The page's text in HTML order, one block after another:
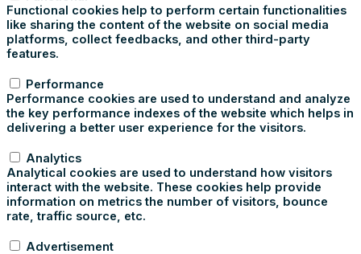
Functional cookies help to perform certain functionalities
like sharing the content of the website on social media
platforms, collect feedbacks, and other third-party
features.
Performance
Performance cookies are used to understand and analyze
the key performance indexes of the website which helps in
delivering a better user experience for the visitors.
Analytics
Analytical cookies are used to understand how visitors
interact with the website. These cookies help provide
information on metrics the number of visitors, bounce
rate, traffic source, etc.
Advertisement